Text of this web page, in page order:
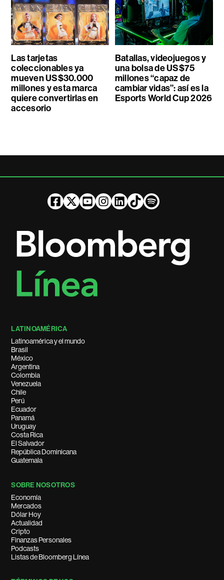
Las tarjetas
coleccionables ya
mueven US$30.000
millones y esta marca
quiere convertirlas en
accesorio
Batallas, videojuegos y
una bolsa de US$75
millones “capaz de
cambiar vidas”: así es la
Esports World Cup 2026
LATINOAMÉRICA
Latinoamérica y el mundo
Brasil
México
Argentina
Colombia
Venezuela
Chile
Perú
Ecuador
Panamá
Uruguay
Costa Rica
El Salvador
República Dominicana
Guatemala
SOBRE NOSOTROS
Economía
Mercados
Dólar Hoy
Actualidad
Cripto
Finanzas Personales
Podcasts
Listas de Bloomberg Línea